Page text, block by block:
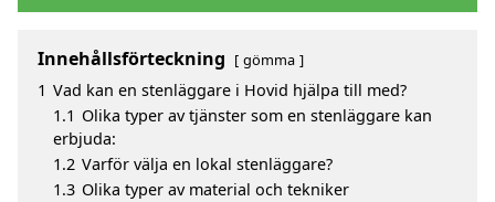
Innehållsförteckning gömma
1 Vad kan en stenläggare i Hovid hjälpa till med?
1.1 Olika typer av tjänster som en stenläggare kan
erbjuda:
1.2 Varför välja en lokal stenläggare?
1.3 Olika typer av material och tekniker